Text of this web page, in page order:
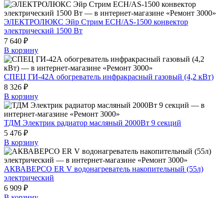
ЭЛЕКТРОЛЮКС Эйр Стрим ECH/AS-1500 конвектор
электрический 1500 Вт
7 640 ₽
В корзину
СПЕЦ ГИ-42А обогреватель инфракрасный газовый (4,2 кВт)
8 326 ₽
В корзину
ТДМ Электрик радиатор масляный 2000Вт 9 секций
5 476 ₽
В корзину
АКВАВЕРСО ER V водонагреватель накопительный (55л)
электрический
6 909 ₽